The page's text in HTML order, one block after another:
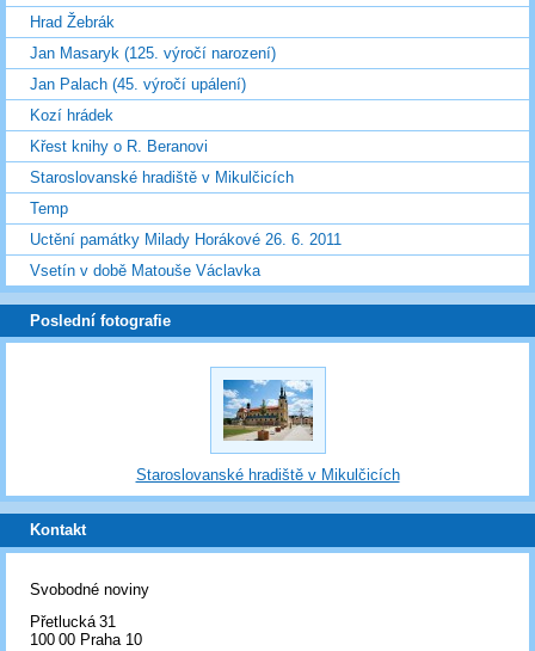
Hrad Žebrák
Jan Masaryk (125. výročí narození)
Jan Palach (45. výročí upálení)
Kozí hrádek
Křest knihy o R. Beranovi
Staroslovanské hradiště v Mikulčicích
Temp
Uctění památky Milady Horákové 26. 6. 2011
Vsetín v době Matouše Václavka
Poslední fotografie
Staroslovanské hradiště v Mikulčicích
Kontakt
Svobodné noviny
Přetlucká 31
100 00 Praha 10